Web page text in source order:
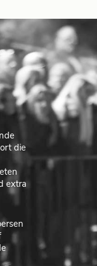
die
extra